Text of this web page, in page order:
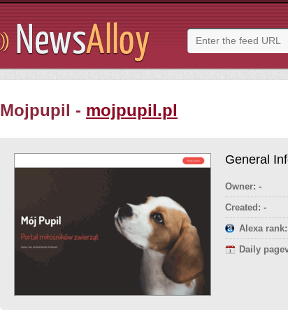
Mojpupil - mojpupil.pl
General
Owner: -
Created: -
Alexa rank:
Daily